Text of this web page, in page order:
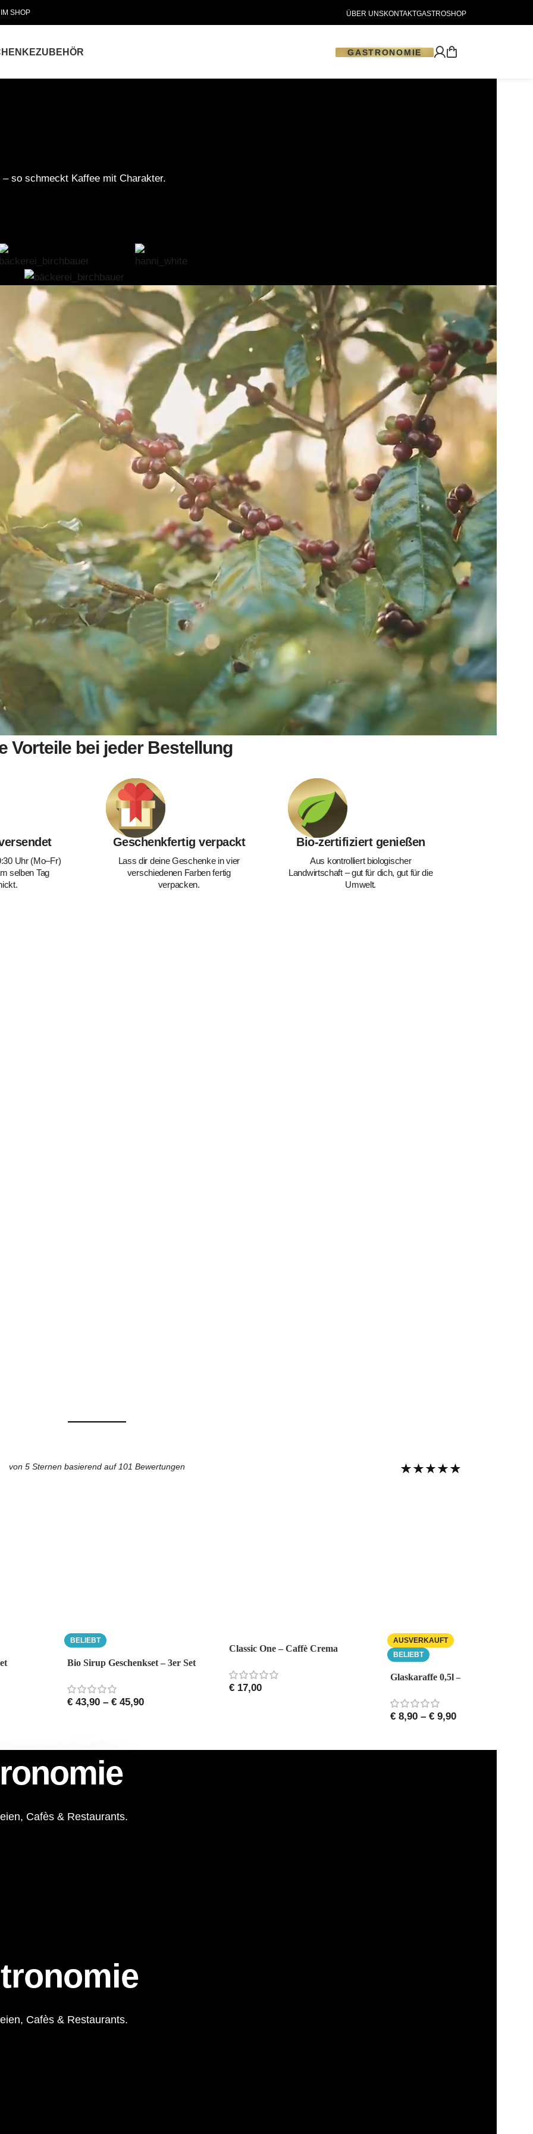
SHOP ÜBER UNSKONTAKTGASTROSHOP
ZUBEHÖR GASTRONOMIE
so schmeckt Kaffee mit Charakter.
Vorteile bei jeder Bestellung
Uhr (Mo–Fr)
selben Tag
Geschenkfertig verpackt
Lass dir deine Geschenke in vier
verschiedenen Farben fertig
verpacken.
Bio-zertifiziert genießen
Aus kontrolliert biologischer
Landwirtschaft – gut für dich, gut für die
Umwelt.
von 5 Sternen basierend auf 101 Bewertungen
BELIEBT
Bio Sirup Geschenkset – 3er Set
€ 43,90 –€ 45,90
Classic One – Caffè Crema
€17,00
AUSVERKAUFT
BELIEBT
Glaskaraffe 0,5l – Purity
€ 8,90 –€ 9,90
Cafès & Restaurants.
Cafès & Restaurants.